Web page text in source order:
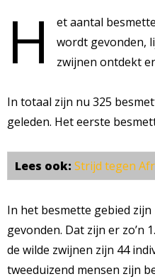
H
et aantal
wordt gevonden,
zwijnen ontdekt
In totaal zijn nu 325
geleden. Het eerste
Lees ook: Strijd tegen
In het besmette gebied
gevonden. Dat zijn er zo’n
de wilde zwijnen zijn 44
tweeduizend mensen zijn